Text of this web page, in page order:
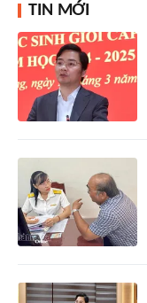
TIN MỚI